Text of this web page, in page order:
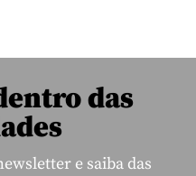
das
e saiba das